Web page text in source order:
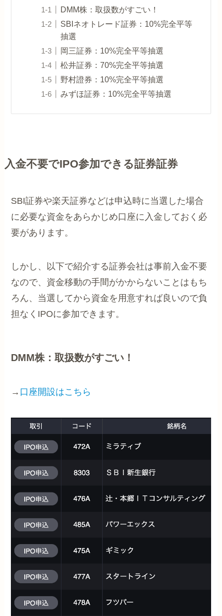
DMM株：取扱数がすごい！
SBIネオトレード証券：10%完全平等
抽選
岡三証券：10%完全平等抽選
松井証券：70%完全平等抽選
野村證券：10%完全平等抽選
みずほ証券：10%完全平等抽選
入金不要でIPO参加できる証券証券
SBI証券や楽天証券などは申込時に当選した場合
に必要な資金をあらかじめ口座に入金しておく必
要があります。
しかし、以下で紹介する証券会社は事前入金不要
なので、資金移動の手間がかからないことはもち
ろん、当選してから資金を用意すれば良いので負
担なくIPOに参加できます。
DMM株：取扱数がすごい！
→ 口座開設はこちら